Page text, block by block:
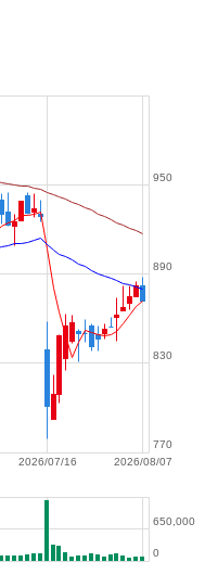
2026/08/07
2026/07/16
770
830
890
950
0
650,000